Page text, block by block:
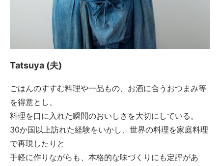
Tatsuya (夫)
ごはんのすすむ料理や一品もの、お酒に合うおつまみ等
を得意とし、
料理を口に入れた瞬間のおいしさを大切にしている。
30か国以上訪れた経験をいかし、世界の料理を家庭料理
で再現したりと
手軽に作りながらも、本格的な味づくりにも定評があ